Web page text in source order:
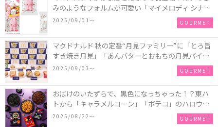
みのようなフォルムが可愛い「マイメロディ シナモ
ロール かまぼこ」が新発売
2025/09/01〜 GOURMET
マクドナルド 秋の定番“月見ファミリー”に「とろ旨
すき焼き月見」「あんバターとおもちの月見パイ」
「月見マ ックシェイク 山梨県産シャインマスカット
2025/09/03〜 GOURMET
おばけのいたずらで、黒色になっちゃった！？東ハ
トから「キャラメルコーン」「ポテコ」のハロウィ
ン限定商品が新発売♪
2025/08/22〜 GOURMET